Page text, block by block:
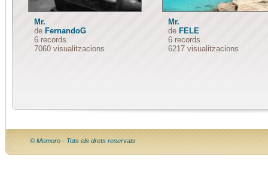
Mr.
de FernandoG
6 records
7060 visualitzacions
Mr.
de FELE
6 records
6217 visualitzacions
© Memoro - Tots els drets reservats